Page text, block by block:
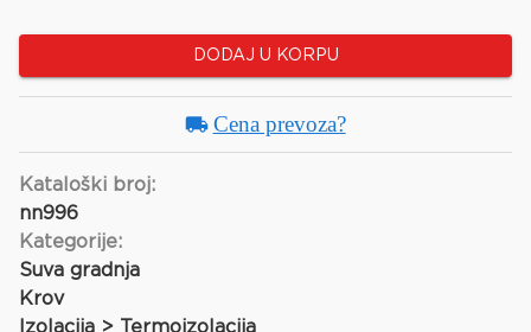
DODAJ U KORPU
Cena prevoza?
Kataloški broj:
nn996
Kategorije:
Suva gradnja
Krov
Izolacija > Termoizolacija